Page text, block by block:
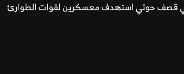
جندياً في قصف حوثي استهدف معسكرين لقوات الطوارئ